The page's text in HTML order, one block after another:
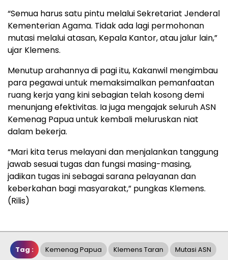
“Semua harus satu pintu melalui Sekretariat Jenderal
Kementerian Agama. Tidak ada lagi permohonan
mutasi melalui atasan, Kepala Kantor, atau jalur lain,”
ujar Klemens.
Menutup arahannya di pagi itu, Kakanwil mengimbau
para pegawai untuk memaksimalkan pemanfaatan
ruang kerja yang kini sebagian telah kosong demi
menunjang efektivitas. Ia juga mengajak seluruh ASN
Kemenag Papua untuk kembali meluruskan niat
dalam bekerja.
“Mari kita terus melayani dan menjalankan tanggung
jawab sesuai tugas dan fungsi masing-masing,
jadikan tugas ini sebagai sarana pelayanan dan
keberkahan bagi masyarakat,” pungkas Klemens.
(Rilis)
Tag : Kemenag Papua Klemens Taran Mutasi ASN